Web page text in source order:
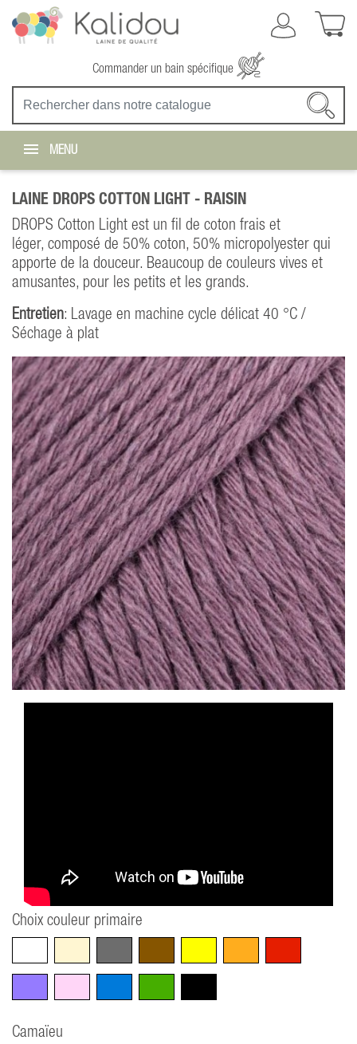
Commander un bain spécifique
MENU
LAINE DROPS COTTON LIGHT - RAISIN
DROPS Cotton Light est un fil de coton frais et
léger, composé de 50% coton, 50% micropolyester qui
apporte de la douceur. Beaucoup de couleurs vives et
amusantes, pour les petits et les grands.
Entretien: Lavage en machine cycle délicat 40 °C /
Séchage à plat
Choix couleur primaire
Camaïeu